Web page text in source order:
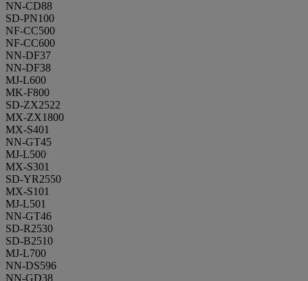
NN-CD88
SD-PN100
NF-CC500
NF-CC600
NN-DF37
NN-DF38
MJ-L600
MK-F800
SD-ZX2522
MX-ZX1800
MX-S401
NN-GT45
MJ-L500
MX-S301
SD-YR2550
MX-S101
MJ-L501
NN-GT46
SD-R2530
SD-B2510
MJ-L700
NN-DS596
NN-GD38